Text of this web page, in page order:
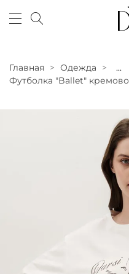
Главная Одежда
...
Футболка "Ballet"